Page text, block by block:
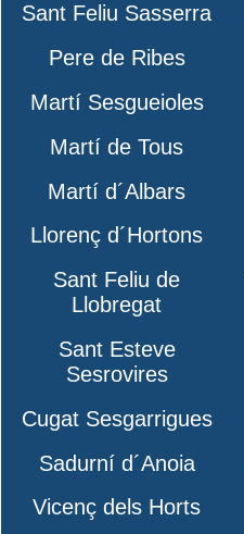
Sant Feliu Sasserra
Pere de Ribes
Martí Sesgueioles
Martí de Tous
Martí d´Albars
Llorenç d´Hortons
Sant Feliu de
Llobregat
Sant Esteve
Sesrovires
Cugat Sesgarrigues
Sadurní d´Anoia
Vicenç dels Horts